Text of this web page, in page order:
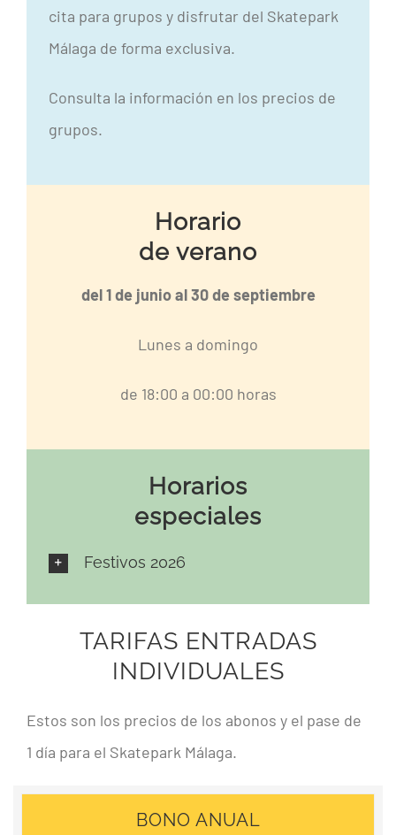
cita para grupos y disfrutar del Skatepark
Málaga de forma exclusiva.
Consulta la información en los precios de
grupos.
Horario
de verano
del 1 de junio al 30 de septiembre
Lunes a domingo
de 18:00 a 00:00 horas
Horarios
especiales
Festivos 2026
TARIFAS ENTRADAS
INDIVIDUALES
Estos son los precios de los abonos y el pase de
1 día para el Skatepark Málaga.
BONO ANUAL